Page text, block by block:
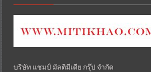
บริษัท แชมป์ มัลติมีเดีย กรุ๊ป จำกัด